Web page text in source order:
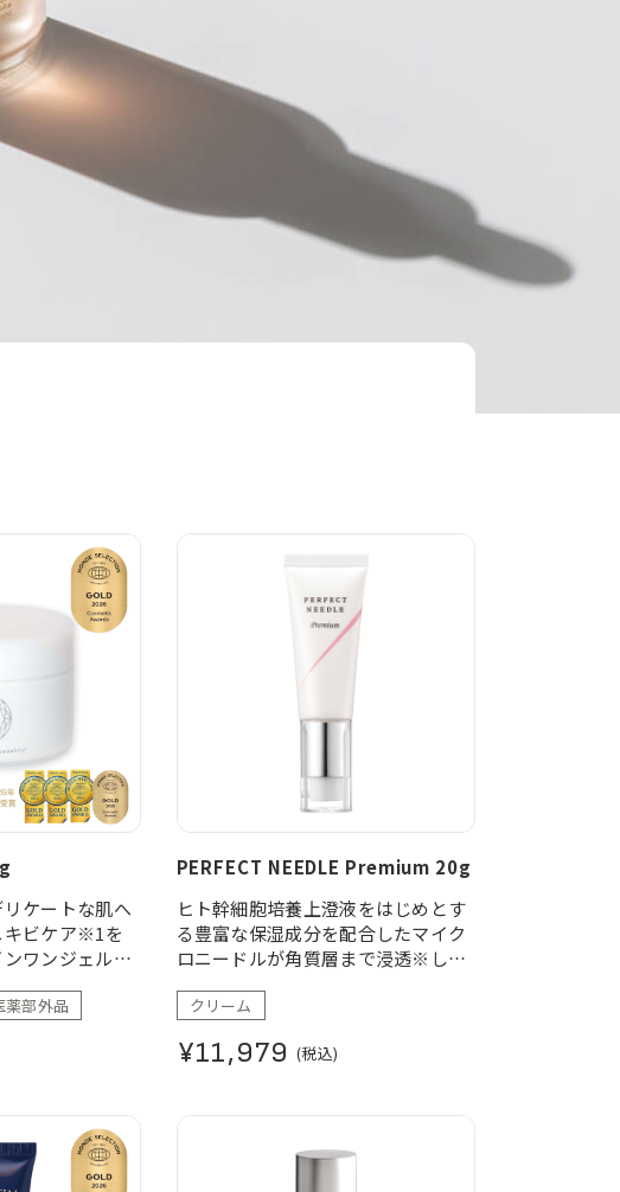
ケートな肌へ
ビケア※1を
ワンジェル。 2
ウム」により、
子の大きさが違
薬部外品
PERFECT NEEDLE Premium 20g
ヒト幹細胞培養上澄液をはじめとす
る豊富な保湿成分を配合したマイク
ロニードルが角質層まで浸透※し、
ことができます。 浸透※技術で肌の
届けてくれます。
クリーム
¥11,979 (税込)